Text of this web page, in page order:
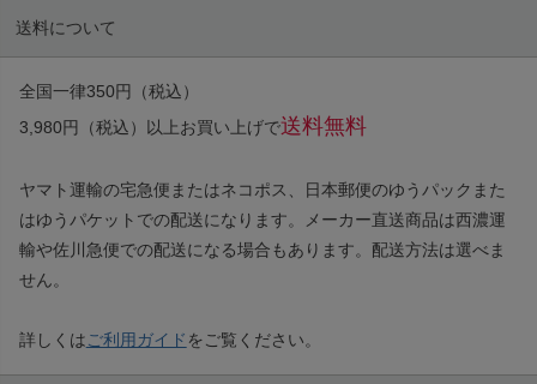
送料について
全国一律350円（税込）
3,980円（税込）以上お買い上げで送料無料
ヤマト運輸の宅急便またはネコポス、日本郵便のゆうパックまた
はゆうパケットでの配送になります。メーカー直送商品は西濃運
輸や佐川急便での配送になる場合もあります。配送方法は選べま
せん。
詳しくは ご利用ガイド をご覧ください。